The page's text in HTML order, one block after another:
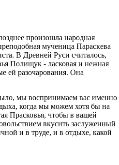
произошла народная
мученица Параскева
В Древней Руси считалось,
Полищук - ласковая и нежная
ей разочарования. Она
мы воспринимаем вас именно
когда мы можем хотя бы на
Прасковья, чтобы в вашей
вкусить заслуженный
и в труде, и в отдыхе, какой